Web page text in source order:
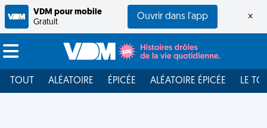
VDM pour mobile
Gratuit
Ouvrir dans l'app ×
TOUT ALÉATOIRE ÉPICÉE ALÉATOIRE ÉPICÉE LE